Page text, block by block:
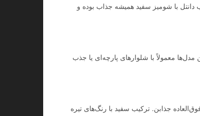
دانتل با شومیز سفید همیشه جذاب بوده و
معمولاً با شلوارهای پارچه‌ای یا جذب
جذابن. ترکیب سفید با رنگ‌های تیره